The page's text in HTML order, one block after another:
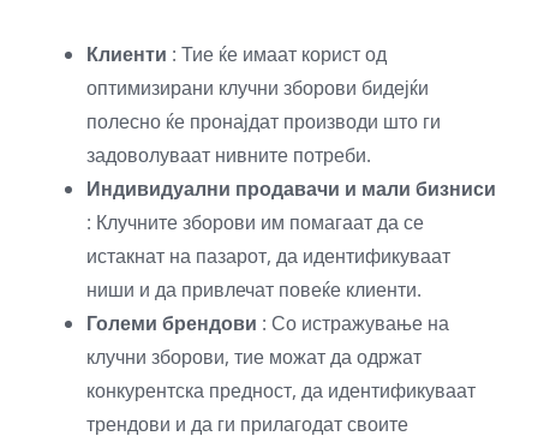
Клиенти : Тие ќе имаат корист од
оптимизирани клучни зборови бидејќи
полесно ќе пронајдат производи што ги
задоволуваат нивните потреби.
Индивидуални продавачи и мали бизниси
: Клучните зборови им помагаат да се
истакнат на пазарот, да идентификуваат
ниши и да привлечат повеќе клиенти.
Големи брендови : Со истражување на
клучни зборови, тие можат да одржат
конкурентска предност, да идентификуваат
трендови и да ги прилагодат своите